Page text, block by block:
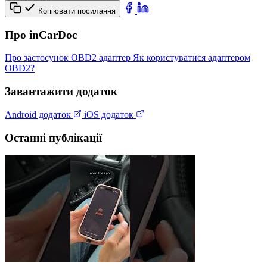
Копіювати посилання
Про inCarDoc
Про застосунок OBD2 адаптер Як користуватися адаптером
OBD2?
Завантажити додаток
Android додаток iOS додаток
Останні публікації